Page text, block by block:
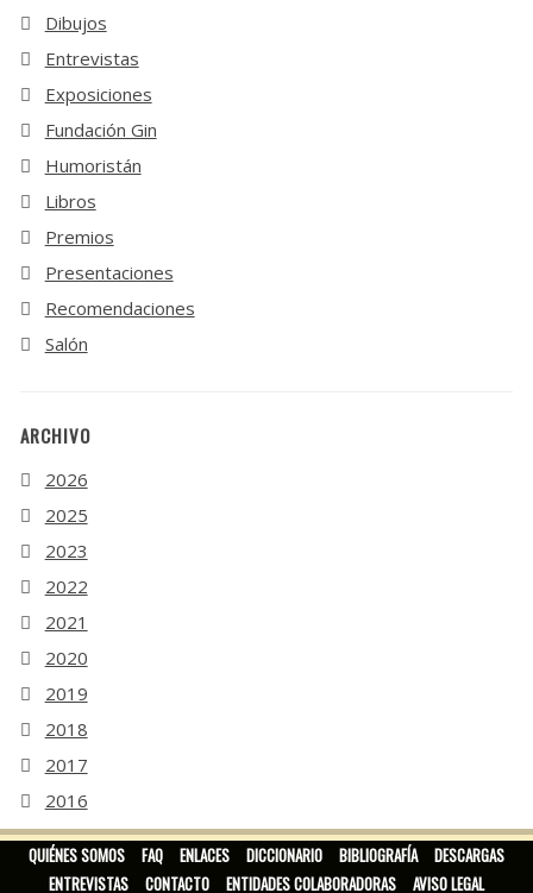
Dibujos
Entrevistas
Exposiciones
Fundación Gin
Humoristán
Libros
Premios
Presentaciones
Recomendaciones
Salón
ARCHIVO
2026
2025
2023
2022
2021
2020
2019
2018
2017
2016
2015
QUIÉNES SOMOS
FAQ ENLACES DICCIONARIO BIBLIOGRAFÍA
DESCARGAS
ENTREVISTAS
CONTACTO ENTIDADES COLABORADORAS AVISO LEGAL